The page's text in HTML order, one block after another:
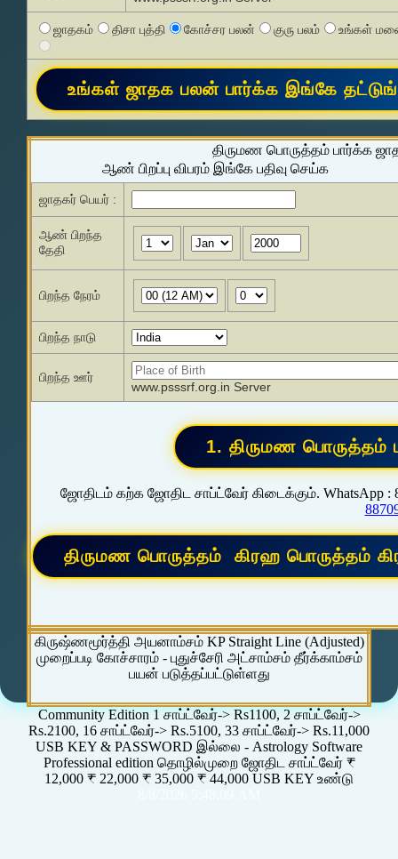
ஜாதகம் திசா புத்தி கோச்சர பலன் குரு பலம் உங்கள்
திருமண பொருத்தம் பார்க்க
ஆண் பிறப்பு விபரம் இங்கே பதிவு செய்க
ஜாதகர் பெயர் :
ஆண் பிறந்த
தேதி
பிறந்த நேரம்
பிறந்த நாடு
பிறந்த ஊர்
www.psssrf.org.in Server
ஜோதிடம் கற்க ஜோதிட சாப்ட்வேர் கிடைக்கும். WhatsApp :
கிருஷ்ணமூர்த்தி அயனாம்சம் KP Straight Line (Adjusted)
முறைப்படி கோச்சாரம் - புதுச்சேரி அட்சாம்சம் தீர்க்காம்சம்
பயன் படுத்தப்பட்டுள்ளது
Community Edition 1 சாப்ட்வேர்-> Rs1100, 2 சாப்ட்வேர்->
Rs.2100, 16 சாப்ட்வேர்-> Rs.5100, 33 சாப்ட்வேர்-> Rs.11,000
USB KEY & PASSWORD இல்லை - Astrology Software
Professional edition தொழில்முறை ஜோதிட சாப்ட்வேர் ₹
12,000 ₹ 22,000 ₹ 35,000 ₹ 44,000 USB KEY உண்டு